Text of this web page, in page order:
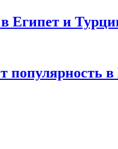
в Египет и
популярность в